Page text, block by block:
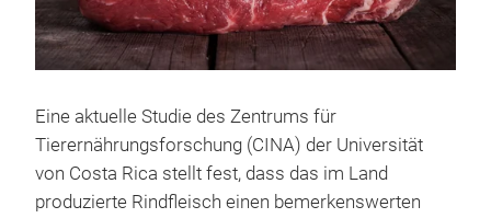
Eine aktuelle Studie des Zentrums für
Tierernährungsforschung (CINA) der Universität
von Costa Rica stellt fest, dass das im Land
produzierte Rindfleisch einen bemerkenswerten